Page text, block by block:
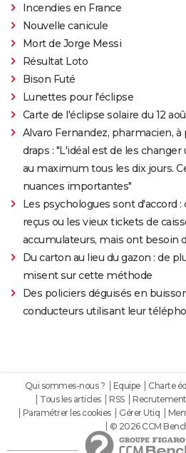
Incendies en France
Nouvelle canicule
Mort de Jorge Messi
Résultat Loto
Bison Futé
Lunettes pour l'éclipse
Carte de l'éclipse solaire du 12
Alvaro Fernandez, pharmacien, à
draps : "L'idéal est de les
au maximum tous les dix jours.
nuances importantes"
Les psychologues sont d'accord
reçus ou les vieux tickets de
accumulateurs, mais ont besoin
Du carton au lieu du gazon : de
misent sur cette méthode
Des policiers déguisés en
conducteurs utilisant leur
Qui sommes-nous ? Equipe Charte
Tous les articles
RSS Recrutement
Paramétrer les cookies
Gérer Utiq
© 2026 CCM